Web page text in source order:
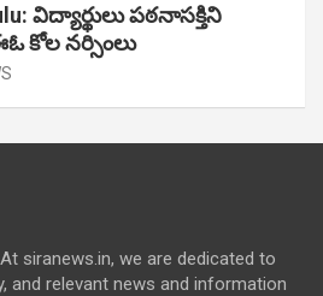
విద్యార్థులు పఠ‌నాసక్తిని
కోల నర్సింలు
siranews.in, we are dedicated to
and relevant news and information